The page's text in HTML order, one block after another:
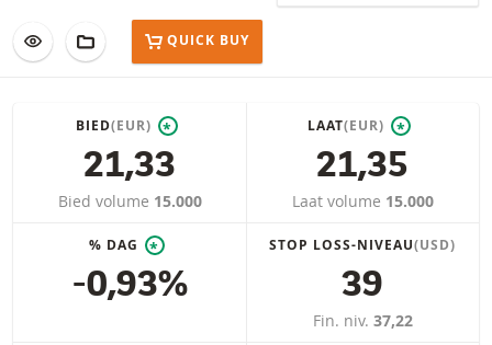
VOEG TOE AAN WATCHLIST
AAN PORTFOLIO TOEVOEGEN
QUICK BUY
BIED(EUR) *
21,33
Bied volume 15.000
LAAT(EUR) *
21,35
Laat volume 15.000
% DAG *
-0,93%
STOP LOSS-NIVEAU(USD)
39
Fin. niv. 37,22